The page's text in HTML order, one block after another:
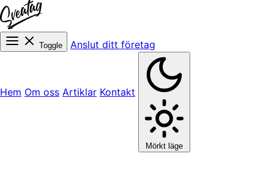
Toggle Anslut ditt företag
Hem Om oss Artiklar Kontakt
Mörkt läge